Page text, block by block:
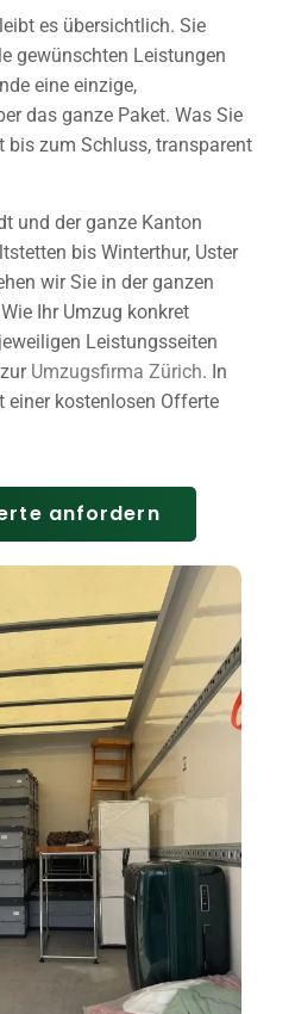
es übersichtlich. Sie
gewünschten Leistungen
eine einzige,
das ganze Paket. Was Sie
bis zum Schluss, transparent
und der ganze Kanton
bis Winterthur, Uster
wir Sie in der ganzen
Ihr Umzug konkret
Leistungsseiten
Umzugsfirma Zürich. In
kostenlosen Offerte
anfordern